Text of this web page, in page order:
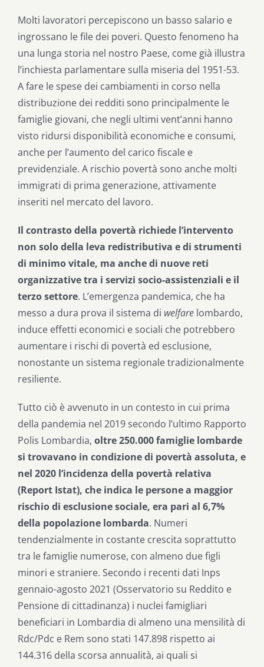
Molti lavoratori percepiscono un basso salario e
ingrossano le file dei poveri. Questo fenomeno ha
una lunga storia nel nostro Paese, come già illustra
l’inchiesta parlamentare sulla miseria del 1951-53.
A fare le spese dei cambiamenti in corso nella
distribuzione dei redditi sono principalmente le
famiglie giovani, che negli ultimi vent’anni hanno
visto ridursi disponibilità economiche e consumi,
anche per l’aumento del carico fiscale e
previdenziale. A rischio povertà sono anche molti
immigrati di prima generazione, attivamente
inseriti nel mercato del lavoro.
Il contrasto della povertà richiede l’intervento
non solo della leva redistributiva e di strumenti
di minimo vitale, ma anche di nuove reti
organizzative tra i servizi socio-assistenziali e il
terzo settore. L’emergenza pandemica, che ha
messo a dura prova il sistema di welfare lombardo,
induce effetti economici e sociali che potrebbero
aumentare i rischi di povertà ed esclusione,
nonostante un sistema regionale tradizionalmente
resiliente.
Tutto ciò è avvenuto in un contesto in cui prima
della pandemia nel 2019 secondo l’ultimo Rapporto
Polis Lombardia, oltre 250.000 famiglie lombarde
si trovavano in condizione di povertà assoluta, e
nel 2020 l’incidenza della povertà relativa
(Report Istat), che indica le persone a maggior
rischio di esclusione sociale, era pari al 6,7%
della popolazione lombarda. Numeri
tendenzialmente in costante crescita soprattutto
tra le famiglie numerose, con almeno due figli
minori e straniere. Secondo i recenti dati Inps
gennaio-agosto 2021 (Osservatorio su Reddito e
Pensione di cittadinanza) i nuclei famigliari
beneficiari in Lombardia di almeno una mensilità di
Rdc/Pdc e Rem sono stati 147.898 rispetto ai
144.316 della scorsa annualità, ai quali si